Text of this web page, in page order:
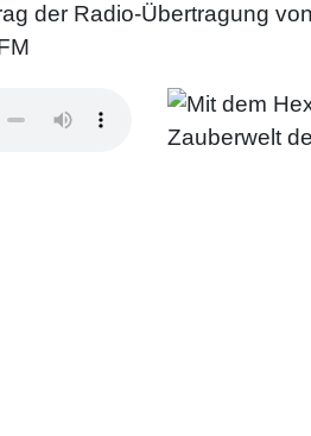
der Radio-Übertragung